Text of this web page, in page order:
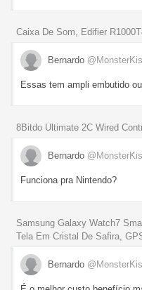
Caixa De Som, Edifier
Bernardo
Essas tem ampli embutido
8Bitdo Ultimate 2C Wired
Bernardo
Funciona pra Nintendo?
Samsung Galaxy Watch7
Tela Em Cristal De Safira,
Bernardo